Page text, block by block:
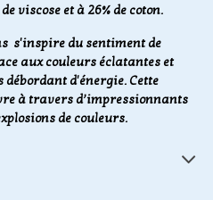
viscose et à 26% de coton.
s'inspire du sentiment de
aux couleurs éclatantes et
d'énergie. Cette
à travers d’impressionnants
de couleurs.